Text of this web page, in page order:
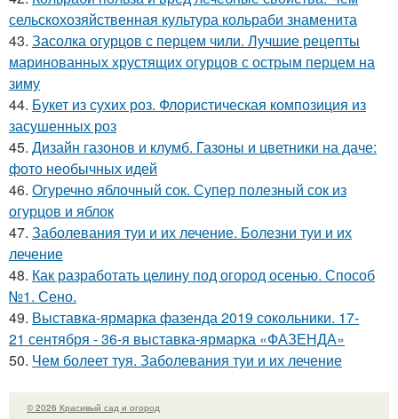
сельскохозяйственная культура кольраби знаменита
43. Засолка огурцов с перцем чили. Лучшие рецепты
маринованных хрустящих огурцов с острым перцем на
зиму
44. Букет из сухих роз. Флористическая композиция из
засушенных роз
45. Дизайн газонов и клумб. Газоны и цветники на даче:
фото необычных идей
46. Огуречно яблочный сок. Супер полезный сок из
огурцов и яблок
47. Заболевания туи и их лечение. Болезни туи и их
лечение
48. Как разработать целину под огород осенью. Способ
№1. Сено.
49. Выставка-ярмарка фазенда 2019 сокольники. 17-
21 сентября - 36-я выставка-ярмарка «ФАЗЕНДА»
50. Чем болеет туя. Заболевания туи и их лечение
© 2026 Красивый сад и огород